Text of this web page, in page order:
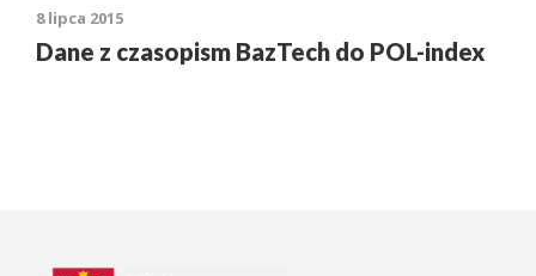
8 lipca 2015
Dane z czasopism BazTech do POL-index